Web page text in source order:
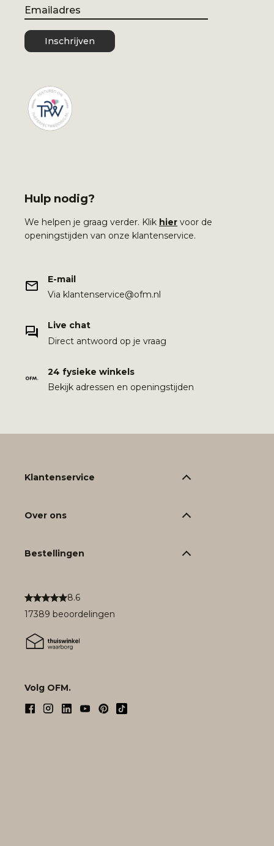
Email
Inschrijven
Hulp nodig?
We helpen je graag verder. Klik hier voor de
openingstijden van onze klantenservice.
E-mail
Via klantenservice@ofm.nl
Live chat
Direct antwoord op je vraag
24 fysieke winkels
Bekijk adressen en openingstijden
8.6
17389 beoordelingen
Volg OFM.
Klantenservice
Over ons
Bestellingen